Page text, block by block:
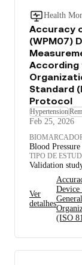
Health
Accuracy
(WPM07)
Standard
Protocol
Hypertension
Feb 25, 2026
Blood Pressure
TIPO DE
Validation
Ver
detalhes
Device
(ISO